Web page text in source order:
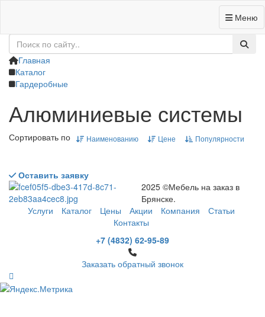
Меню
Главная
Каталог
Гардеробные
Алюминиевые системы
Сортировать по Наименованию Цене Популярности
Оставить заявку
2025 ©Мебель на заказ в
Брянске.
Услуги
Каталог Цены Акции Компания
Статьи
Контакты
+7 (4832) 62-95-89
Заказать обратный звонок